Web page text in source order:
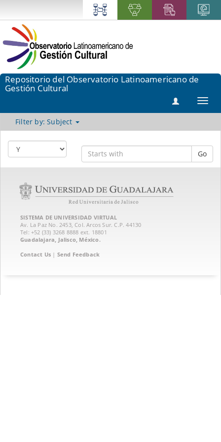
Repositorio del Observatorio Latinoamericano de
Gestión Cultural
Filter by: Subject
Go
SISTEMA DE UNIVERSIDAD VIRTUAL
Av. La Paz No. 2453, Col. Arcos Sur. C.P. 44130
Tel: +52 (33) 3268 8888‏ ext. 18801
Guadalajara, Jalisco, México.
Contact Us | Send Feedback